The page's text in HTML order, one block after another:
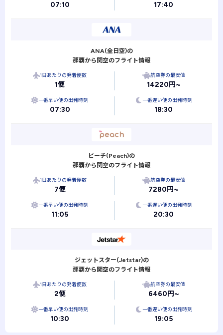
07:10 17:40
ANA(全日空)の
那覇から関空のフライト情報
1日あたりの発着便数
1便
航空券の最安値
14220円~
一番早い便の出発時刻
07:30
一番遅い便の出発時刻
18:30
ピーチ(Peach)の
那覇から関空のフライト情報
1日あたりの発着便数
7便
航空券の最安値
7280円~
一番早い便の出発時刻
11:05
一番遅い便の出発時刻
20:30
ジェットスター(Jetstar)の
那覇から関空のフライト情報
1日あたりの発着便数
2便
航空券の最安値
6460円~
一番早い便の出発時刻
10:30
一番遅い便の出発時刻
19:05